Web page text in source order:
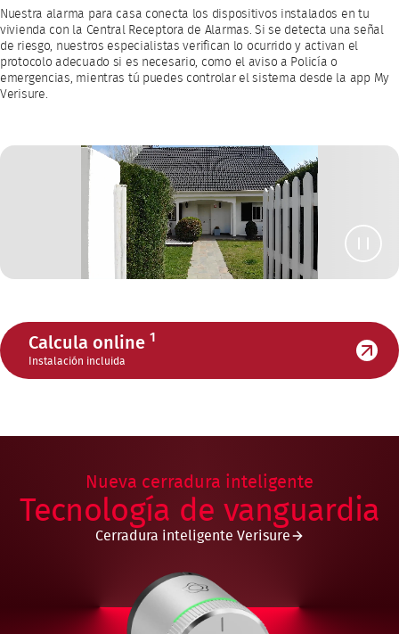
Nuestra alarma para casa conecta los dispositivos instalados en tu
vivienda con la Central Receptora de Alarmas. Si se detecta una señal
de riesgo, nuestros especialistas verifican lo ocurrido y activan el
protocolo adecuado si es necesario, como el aviso a Policía o
emergencias, mientras tú puedes controlar el sistema desde la app My
Verisure.
Calcula online 1
Instalación incluida
Nueva cerradura inteligente
Tecnología de vanguardia
Cerradura inteligente Verisure